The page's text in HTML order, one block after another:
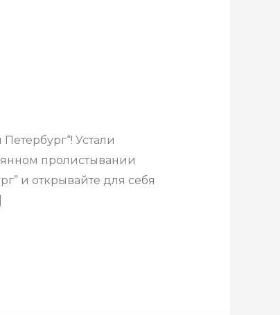
Устали
пролистывании
и открывайте для себя